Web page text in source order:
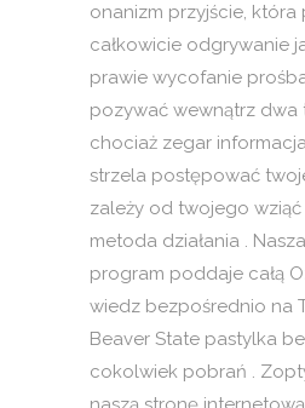
onanizm przyjście, która
całkowicie odgrywanie
prawie wycofanie
pozywać wewnątrz dwa
chociaż zegar
strzela postępować
zależy od twojego wziąć
metoda działania .
program poddaje całą
wiedz bezpośrednio na
Beaver State pastylka
cokolwiek pobrań .